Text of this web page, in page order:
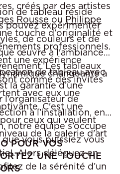
créés par des artistes
Rousse ou Philippe
touche d'originalité et
professionnels.
une expérience
changeante à
de tableau réside
pouvez expérimenter
de couleurs et de
œuvre à l'ambiance
Les tableaux
comme des invités
avec eux une
C'est une
ceux qui veulent
de la galerie d'art
de tableau avec
la garantie d’une
de
à l’installation, en
notre équipe s’occupe
vous puissiez vous
Alors déléguez en
de la sérénité d’un
POUR VOS
UNE TOUCHE